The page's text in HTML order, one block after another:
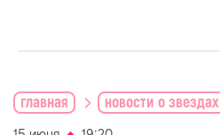
главная новости о звездах